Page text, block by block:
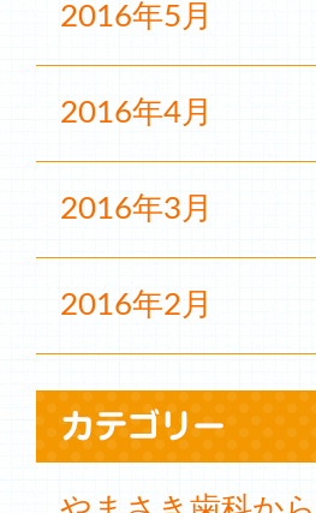
2016年5月
2016年4月
2016年3月
2016年2月